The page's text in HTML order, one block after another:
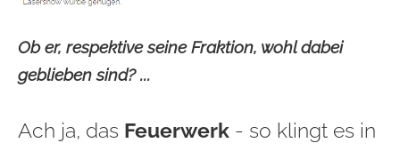
Ob er, respektive seine Fraktion, wohl dabei
geblieben sind? ...
Ach ja, das Feuerwerk - so klingt es in